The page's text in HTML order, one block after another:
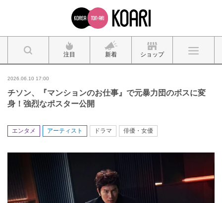
注目 新着 ショップ
2026.06.10 17:00
チソン、『マンションのお仕事』で元暴力団のボスに変
身！強烈なポスター公開
エンタメ アーティスト ドラマ 俳優・女優